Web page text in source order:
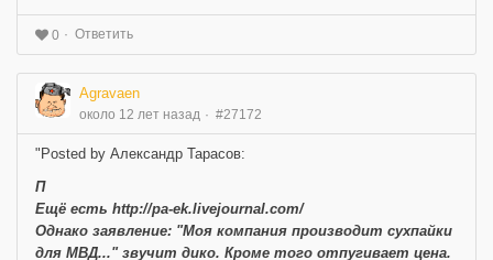
0 Ответить
Agravaen
около 12 лет назад #27172
" Posted by Александр Тарасов:
П
Ещё есть http://pa-ek.livejournal.com/
Однако заявление: "Моя компания производит сухпайки
для МВД..." звучит дико. Кроме того отпугивает цена.